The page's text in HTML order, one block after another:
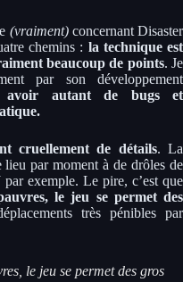
(vraiment)concernant Disaster
chemins : la technique est
beaucoup de points. Je
par son développement
avoir autant de bugs et
cruellement de détails. La
lieu par moment à de drôles de
exemple. Le pire, c’est que
le jeu se permet des
très pénibles par
le jeu se permet des gros